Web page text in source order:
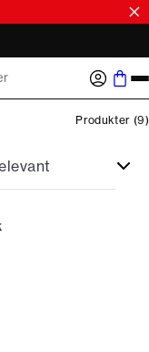
Produkter (9)
pris